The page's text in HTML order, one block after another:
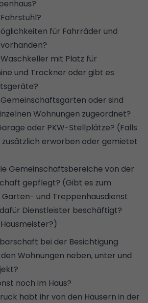
?
für Fahrräder und
mit Platz für
und Trockner oder gibt es
oder sind
Wohnungen zugeordnet?
oder PKW-Stellplätze? (Falls
zusätzlich erworben oder gemietet
Gemeinschaftsbereiche von der
gepflegt? (Gibt es zum
Garten- und Treppenhausdienst
Dienstleister beschäftigt?
bei der Besichtigung
Wohnungen neben, unter und
noch im Haus?
habt ihr von den Häusern in der